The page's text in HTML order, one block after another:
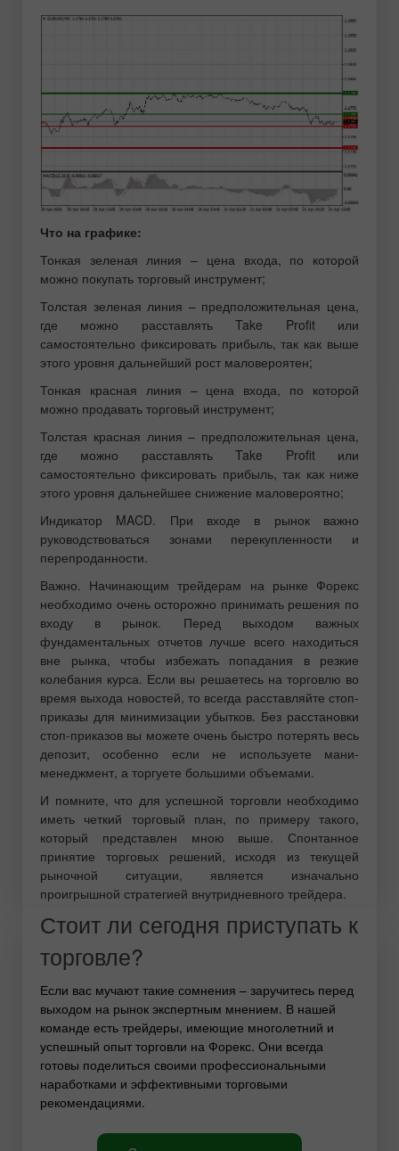
Что на графике:
Тонкая зеленая линия – цена входа, по которой
можно покупать торговый инструмент;
Толстая зеленая линия – предположительная цена,
где можно расставлять Take Profit или
самостоятельно фиксировать прибыль, так как выше
этого уровня дальнейший рост маловероятен;
Тонкая красная линия – цена входа, по которой
можно продавать торговый инструмент;
Толстая красная линия – предположительная цена,
где можно расставлять Take Profit или
самостоятельно фиксировать прибыль, так как ниже
этого уровня дальнейшее снижение маловероятно;
Индикатор MACD. При входе в рынок важно
руководствоваться зонами перекупленности и
перепроданности.
Важно. Начинающим трейдерам на рынке Форекс
необходимо очень осторожно принимать решения по
входу в рынок. Перед выходом важных
фундаментальных отчетов лучше всего находиться
вне рынка, чтобы избежать попадания в резкие
колебания курса. Если вы решаетесь на торговлю во
время выхода новостей, то всегда расставляйте стоп-
приказы для минимизации убытков. Без расстановки
стоп-приказов вы можете очень быстро потерять весь
депозит, особенно если не используете мани-
менеджмент, а торгуете большими объемами.
И помните, что для успешной торговли необходимо
иметь четкий торговый план, по примеру такого,
который представлен мною выше. Спонтанное
принятие торговых решений, исходя из текущей
рыночной ситуации, является изначально
проигрышной стратегией внутридневного трейдера.
Стоит ли сегодня приступать к
торговле?
Если вас мучают такие сомнения – заручитесь перед
выходом на рынок экспертным мнением. В нашей
команде есть трейдеры, имеющие многолетний и
успешный опыт торговли на Форекс. Они всегда
готовы поделиться своими профессиональными
наработками и эффективными торговыми
рекомендациями.